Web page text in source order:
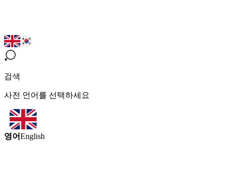
검색
사전 언어를 선택하세요
영어English